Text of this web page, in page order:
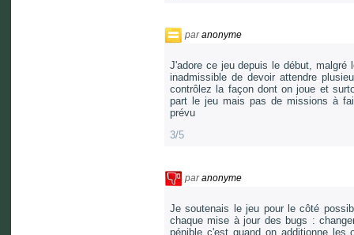
paranonyme
J'adore ce jeu depuis le début,
inadmissible de devoir attendre
contrôlez la façon dont on joue et
part le jeu mais pas de missions à
prévu
3/5
paranonyme
Je soutenais le jeu pour le côté
chaque mise à jour des bugs :
pénible c'est quand on additionne